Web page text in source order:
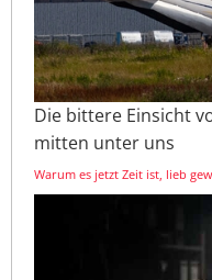
Die bittere Einsicht
mitten unter uns
Warum es jetzt Zeit ist, lieb